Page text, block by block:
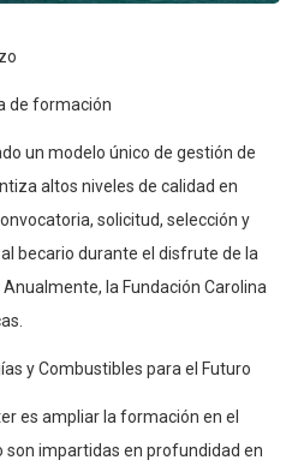
de formación
un modelo único de gestión de
altos niveles de calidad en
solicitud, selección y
becario durante el disfrute de la
la Fundación Carolina
y Combustibles para el Futuro
es ampliar la formación en el
son impartidas en profundidad en